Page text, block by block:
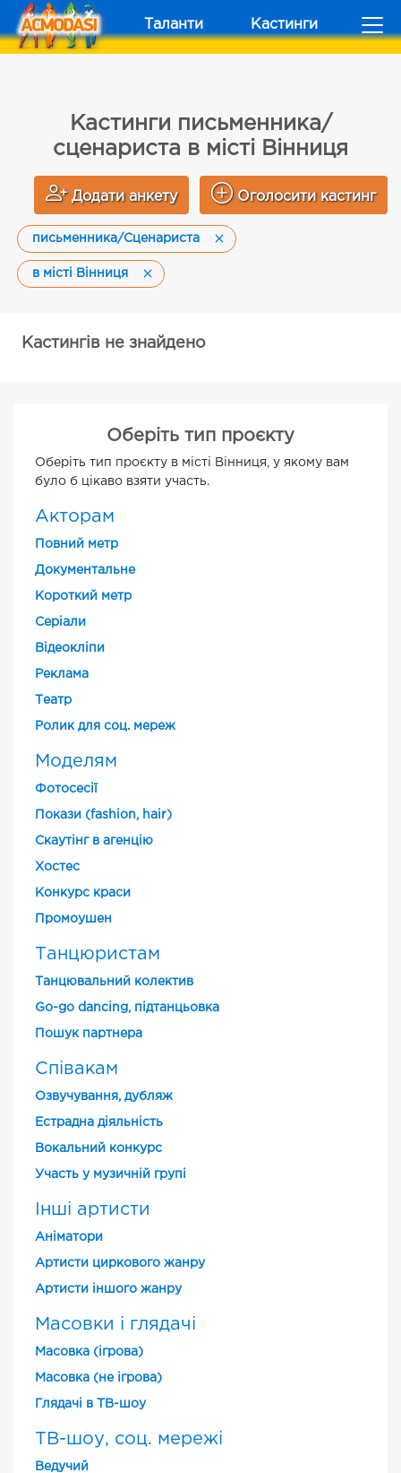
Таланти Кастинги
Кастинги письменника/
сценариста в місті Вінниця
Додати анкету Оголосити кастинг
письменника/Сценариста
в місті Вінниця
Кастингів не знайдено
Оберіть тип проєкту
Оберіть тип проєкту в місті Вінниця, у якому вам
було б цікаво взяти участь.
Акторам
Повний метр
Документальне
Короткий метр
Cеріали
Відеокліпи
Реклама
Театр
Ролик для соц. мереж
Моделям
Фотосесії
Покази (fashion, hair)
Скаутінг в агенцію
Хостес
Конкурс краси
Промоушен
Танцюристам
Танцювальний колектив
Go-go dancing, підтанцьовка
Пошук партнера
Співакам
Озвучування, дубляж
Естрадна діяльність
Вокальний конкурс
Участь у музичній групі
Інші артисти
Аніматори
Артисти циркового жанру
Артисти іншого жанру
Масовки і глядачі
Масовка (ігрова)
Масовка (не ігрова)
Глядачі в ТВ-шоу
ТВ-шоу, соц. мережі
Ведучий